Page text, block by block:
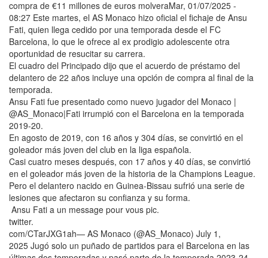
compra de €11 millones de euros molveraMar, 01/07/2025 -
08:27 Este martes, el AS Monaco hizo oficial el fichaje de Ansu
Fati, quien llega cedido por una temporada desde el FC
Barcelona, lo que le ofrece al ex prodigio adolescente otra
oportunidad de resucitar su carrera.
El cuadro del Principado dijo que el acuerdo de préstamo del
delantero de 22 años incluye una opción de compra al final de la
temporada.
Ansu Fati fue presentado como nuevo jugador del Monaco |
@AS_Monaco|Fati irrumpió con el Barcelona en la temporada
2019-20.
En agosto de 2019, con 16 años y 304 días, se convirtió en el
goleador más joven del club en la liga española.
Casi cuatro meses después, con 17 años y 40 días, se convirtió
en el goleador más joven de la historia de la Champions League.
Pero el delantero nacido en Guinea-Bissau sufrió una serie de
lesiones que afectaron su confianza y su forma.
Ansu Fati a un message pour vous pic.
twitter.
com/CTarJXG1ah— AS Monaco (@AS_Monaco) July 1,
2025 Jugó solo un puñado de partidos para el Barcelona en las